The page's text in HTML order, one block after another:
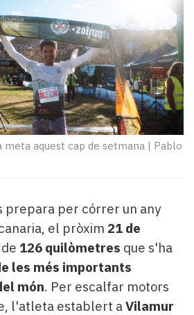
aquest cap de setmana | Pablo
prepara per córrer un any
el pròxim 21 de
126 quilòmetres que s'ha
les més importants
món. Per escalfar motors
l'atleta establert aVilamur